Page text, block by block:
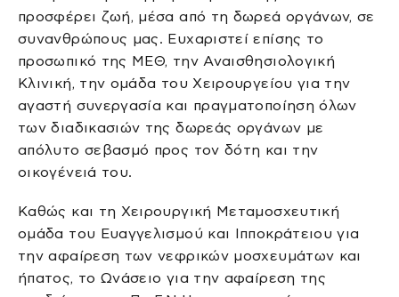
προσφέρει ζωή, μέσα από τη δωρεά οργάνων, σε
συνανθρώπους μας. Ευχαριστεί επίσης το
προσωπικό της ΜΕΘ, την Αναισθησιολογική
Κλινική, την ομάδα του Χειρουργείου για την
αγαστή συνεργασία και πραγματοποίηση όλων
των διαδικασιών της δωρεάς οργάνων με
απόλυτο σεβασμό προς τον δότη και την
οικογένειά του.
Καθώς και τη Χειρουργική Μεταμοσχευτική
ομάδα του Ευαγγελισμού και Ιπποκράτειου για
την αφαίρεση των νεφρικών μοσχευμάτων και
ήπατος, το Ωνάσειο για την αφαίρεση της